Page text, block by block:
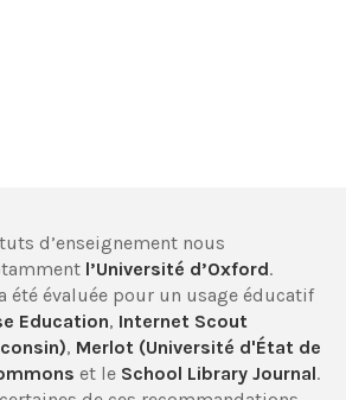
d’enseignement nous
l’Université d’Oxford.
été évaluée pour un usage éducatif
Education, Internet Scout
, Merlot (Université d'État de
et le School Library Journal.